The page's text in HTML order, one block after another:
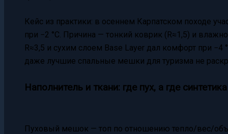
Кейс из практики: в осеннем Карпатском походе
при −2 °C. Причина — тонкий коврик (R≈1,5) и
R≈3,5 и сухим слоем Base Layer дал комфорт при −4
даже лучшие спальные мешки для туризма не
Наполнитель и ткани: где пух, а где синтетика
Пуховый мешок — топ по отношению тепло/вес/